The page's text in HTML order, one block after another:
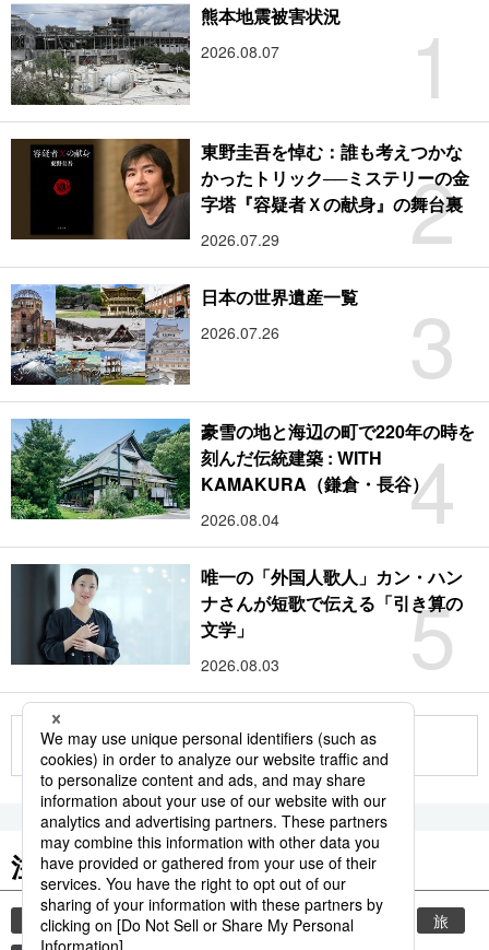
1
熊本地震被害状況
2026.08.07
2
東野圭吾を悼む：誰も考えつかな
かったトリック──ミステリーの金
字塔『容疑者Ｘの献身』の舞台裏
2026.07.29
3
日本の世界遺産一覧
2026.07.26
4
豪雪の地と海辺の町で220年の時を
刻んだ伝統建築 : WITH
KAMAKURA（鎌倉・長谷）
2026.08.04
5
唯一の「外国人歌人」カン・ハン
ナさんが短歌で伝える「引き算の
文学」
2026.08.03
もっと見る
注目のキーワード
共同通信ニュース 時事通信ニュース 観光
旅